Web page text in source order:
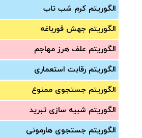
الگوریتم کرم شب تاب
الگوریتم جهش قورباغه
الگوریتم علف هرز مهاجم
الگوریتم رقابت استعماری
الگوریتم جستجوی ممنوع
الگوریتم شبیه سازی تبرید
الگوریتم جستجوی هارمونی